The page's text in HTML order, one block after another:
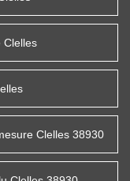
Clelles
Clelles 38930